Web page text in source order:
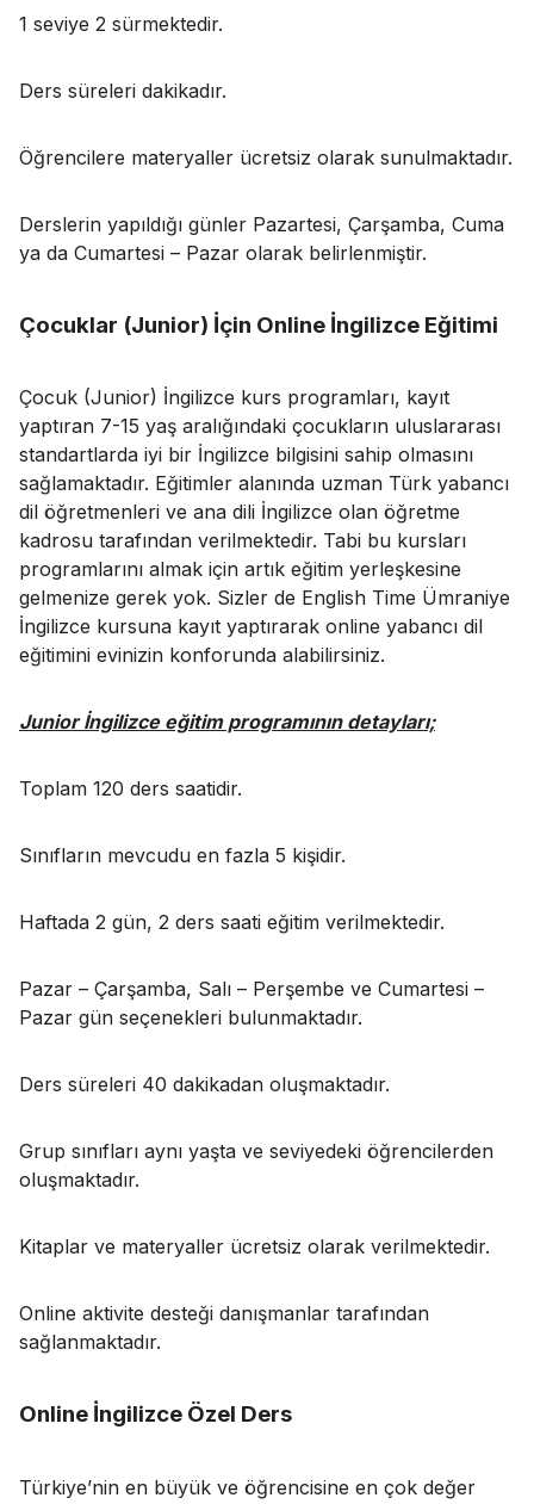
1 seviye 2 sürmektedir.
Ders süreleri dakikadır.
Öğrencilere materyaller ücretsiz olarak sunulmaktadır.
Derslerin yapıldığı günler Pazartesi, Çarşamba, Cuma
ya da Cumartesi – Pazar olarak belirlenmiştir.
Çocuklar (Junior) İçin Online İngilizce Eğitimi
Çocuk (Junior) İngilizce kurs programları, kayıt
yaptıran 7-15 yaş aralığındaki çocukların uluslararası
standartlarda iyi bir İngilizce bilgisini sahip olmasını
sağlamaktadır. Eğitimler alanında uzman Türk yabancı
dil öğretmenleri ve ana dili İngilizce olan öğretme
kadrosu tarafından verilmektedir. Tabi bu kursları
programlarını almak için artık eğitim yerleşkesine
gelmenize gerek yok. Sizler de English Time Ümraniye
İngilizce kursuna kayıt yaptırarak online yabancı dil
eğitimini evinizin konforunda alabilirsiniz.
Junior İngilizce eğitim programının detayları;
Toplam 120 ders saatidir.
Sınıfların mevcudu en fazla 5 kişidir.
Haftada 2 gün, 2 ders saati eğitim verilmektedir.
Pazar – Çarşamba, Salı – Perşembe ve Cumartesi –
Pazar gün seçenekleri bulunmaktadır.
Ders süreleri 40 dakikadan oluşmaktadır.
Grup sınıfları aynı yaşta ve seviyedeki öğrencilerden
oluşmaktadır.
Kitaplar ve materyaller ücretsiz olarak verilmektedir.
Online aktivite desteği danışmanlar tarafından
sağlanmaktadır.
Online İngilizce Özel Ders
Türkiye’nin en büyük ve öğrencisine en çok değer